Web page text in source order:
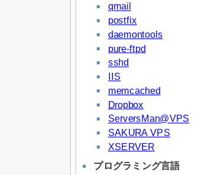
qmail
postfix
daemontools
pure-ftpd
sshd
IIS
memcached
Dropbox
ServersMan@VPS
SAKURA VPS
XSERVER
プログラミング言語